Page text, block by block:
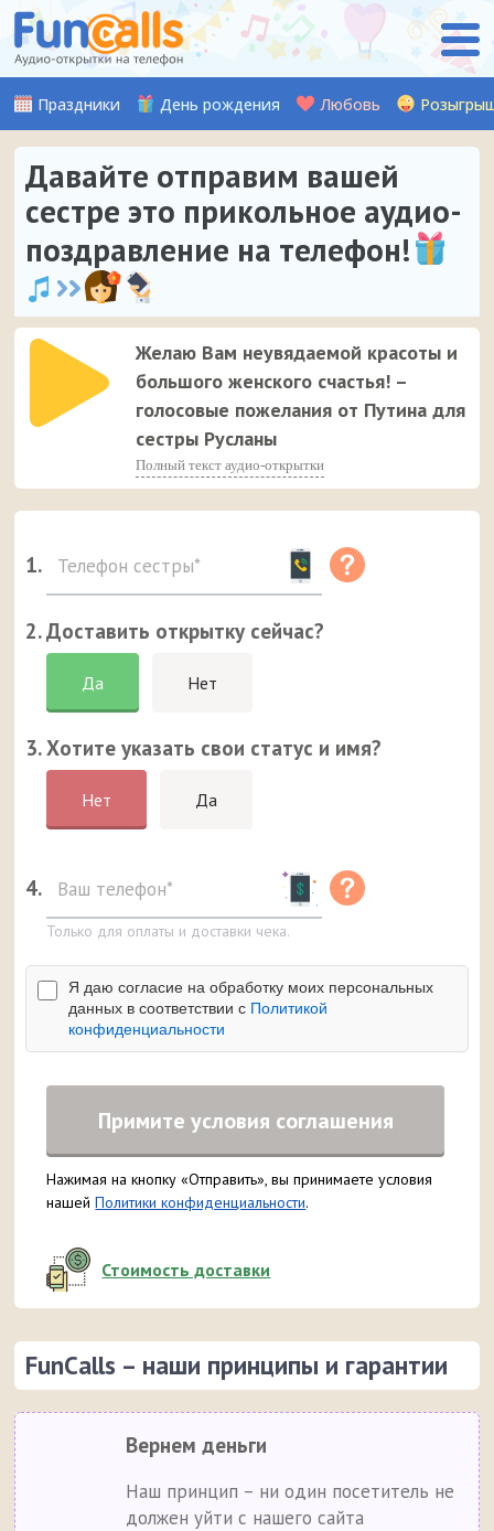
Праздники День рождения Любовь
Давайте отправим вашей
сестре это прикольное аудио-
поздравление на телефон!
Желаю Вам неувядаемой красоты и
большого женского счастья! –
голосовые пожелания от Путина для
сестры Русланы
Полный текст аудио-открытки
1.
2. Доставить открытку сейчас?
Да Нет
3. Хотите указать свои статус и имя?
Нет Да
4.
Только для оплаты и доставки чека.
Я даю согласие на обработку моих персональных
данных в соответствии с Политикой
конфиденциальности
Примите условия соглашения
Нажимая на кнопку «Отправить», вы принимаете условия
нашейПолитики конфиденциальности.
Стоимость доставки
FunCalls – наши принципы и гарантии
Вернем деньги
Наш принцип – ни один посетитель не
должен уйти с нашего сайта